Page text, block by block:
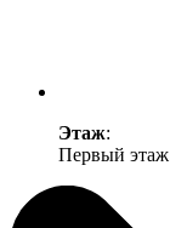
Этаж:
Первый этаж